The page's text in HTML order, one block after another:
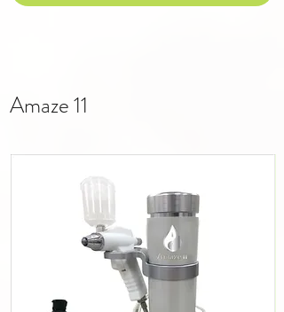
Amaze 11